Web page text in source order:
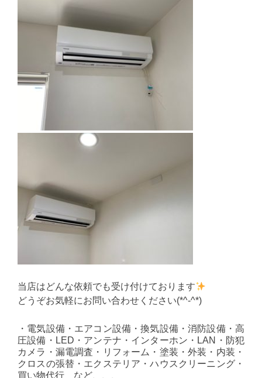
当店はどんな依頼でも受け付けております
どうぞお気軽にお問い合わせください(*^-^*)
・電気設備・エアコン設備・換気設備・消防設備・高
圧設備・LED・アンテナ・インターホン・LAN・防犯
カメラ・漏電調査・リフォーム・塗装・外装・内装・
クロスの張替・エクステリア・ハウスクリーニング・
買い物代行 など、、、